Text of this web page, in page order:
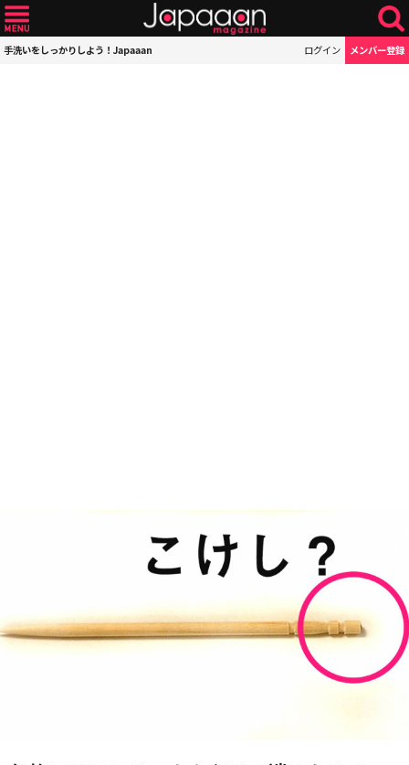
手洗いをしっかりしよう！Japaaan ログイン メンバー登録